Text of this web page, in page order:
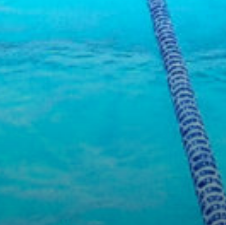
/home/sakurazuka/sakurazuka.ed.jp/public_html/wp-conten
t/themes/sakurazuka_2020/header.php